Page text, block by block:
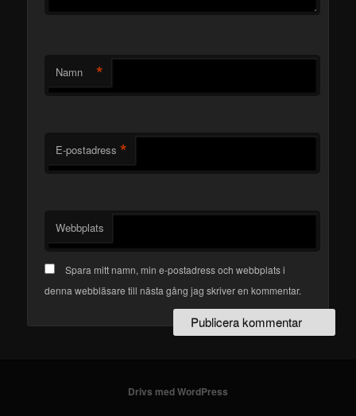
Namn *
E-postadress *
Webbplats
Spara mitt namn, min e-postadress och webbplats i
denna webbläsare till nästa gång jag skriver en kommentar.
Drivs med WordPress